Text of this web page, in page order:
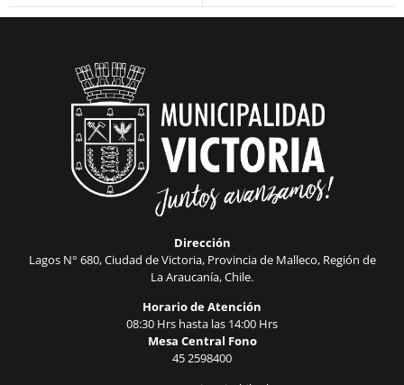
Dirección
Lagos N° 680, Ciudad de Victoria, Provincia de Malleco, Región de
La Araucanía, Chile.
Horario de Atención
08:30 Hrs hasta las 14:00 Hrs
Mesa Central Fono
45 2598400